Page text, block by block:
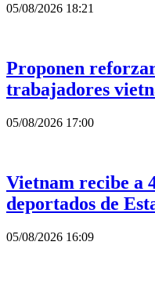
05/08/2026 18:21
Proponen
trabajadores
05/08/2026 17:00
Vietnam recibe a
deportados de
05/08/2026 16:09